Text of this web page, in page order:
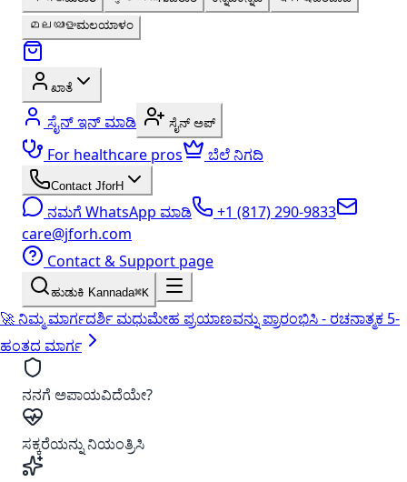
മലയാളംಮಲಯಾಳಂ
ಖಾತೆ
ಸೈನ್ ಇನ್ ಮಾಡಿ ಸೈನ್ ಅಪ್
For healthcare pros ಬೆಲೆ ನಿಗದಿ
Contact JforH
ನಮಗೆ WhatsApp ಮಾಡಿ
+1 (817) 290-9833
care@jforh.com
Contact & Support page
ಹುಡುಕಿ Kannada⌘K
🚀 ನಿಮ್ಮ ಮಾರ್ಗದರ್ಶಿ ಮಧುಮೇಹ ಪ್ರಯಾಣವನ್ನು ಪ್ರಾರಂಭಿಸಿ - ರಚನಾತ್ಮಕ 5-
ಹಂತದ ಮಾರ್ಗ
ನನಗೆ ಅಪಾಯವಿದೆಯೇ?
ಸಕ್ಕರೆಯನ್ನು ನಿಯಂತ್ರಿಸಿ